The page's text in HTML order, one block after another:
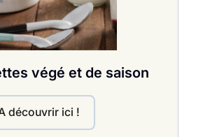
végé et de saison
découvrir ici !